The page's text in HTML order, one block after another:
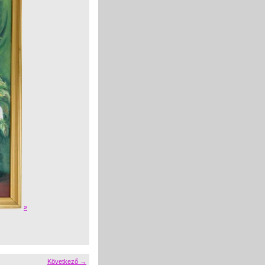
»
Következő →